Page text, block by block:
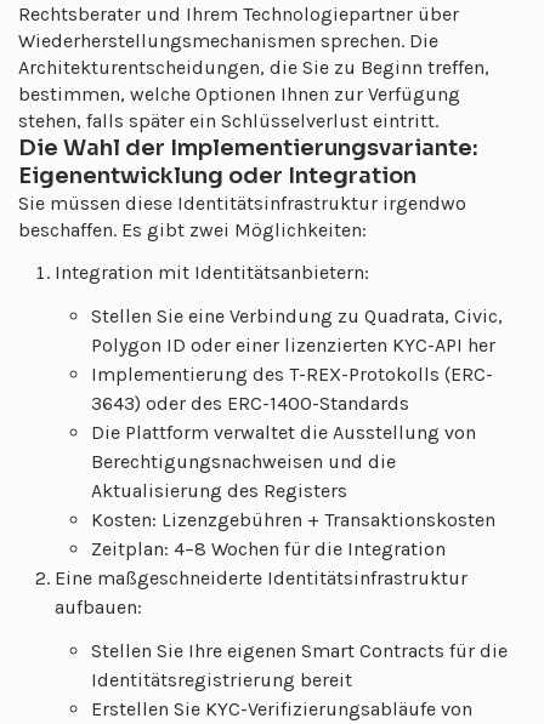
Rechtsberater und Ihrem Technologiepartner über
Wiederherstellungsmechanismen sprechen. Die
Architekturentscheidungen, die Sie zu Beginn treffen,
bestimmen, welche Optionen Ihnen zur Verfügung
stehen, falls später ein Schlüsselverlust eintritt.
Die Wahl der Implementierungsvariante:
Eigenentwicklung oder Integration
Sie müssen diese Identitätsinfrastruktur irgendwo
beschaffen. Es gibt zwei Möglichkeiten:
Integration mit Identitätsanbietern:
Stellen Sie eine Verbindung zu Quadrata, Civic,
Polygon ID oder einer lizenzierten KYC-API her
Implementierung des T-REX-Protokolls (ERC-
3643) oder des ERC-1400-Standards
Die Plattform verwaltet die Ausstellung von
Berechtigungsnachweisen und die
Aktualisierung des Registers
Kosten: Lizenzgebühren + Transaktionskosten
Zeitplan: 4–8 Wochen für die Integration
Eine maßgeschneiderte Identitätsinfrastruktur
aufbauen:
Stellen Sie Ihre eigenen Smart Contracts für die
Identitätsregistrierung bereit
Erstellen Sie KYC-Verifizierungsabläufe von